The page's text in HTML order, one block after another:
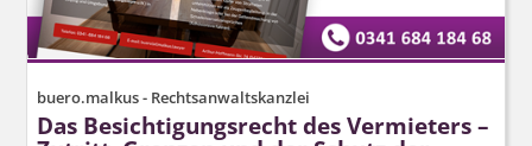
buero.malkus - Rechtsanwaltskanzlei
Das Besichtigungsrecht des Vermieters –